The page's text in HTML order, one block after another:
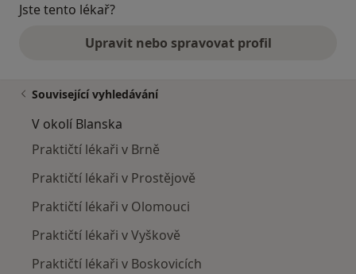
Jste tento lékař?
Upravit nebo spravovat profil
Související vyhledávání
V okolí Blanska
Praktičtí lékaři v Brně
Praktičtí lékaři v Prostějově
Praktičtí lékaři v Olomouci
Praktičtí lékaři v Vyškově
Praktičtí lékaři v Boskovicích